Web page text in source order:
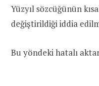
Yüzyıl sözcüğünün
değiştirildiği iddia
Bu yöndeki hatalı